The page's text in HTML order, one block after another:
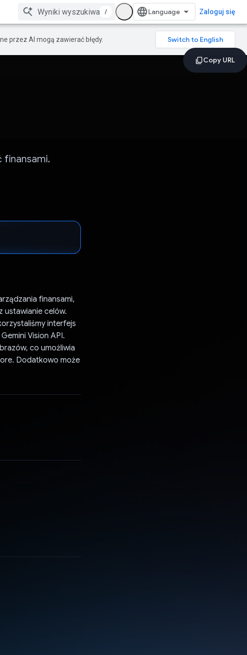
/ Zaloguj się
przez AI mogą zawierać błędy.
finansami.
finansami,
ustawianie celów.
interfejs
Vision API.
co umożliwia
Dodatkowo może